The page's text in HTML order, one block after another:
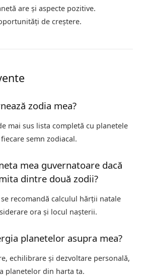
are și aspecte pozitive.
de creștere.
zodia mea?
mai sus lista completă cu planetele
semn zodiacal.
mea guvernatoare dacă
dintre două zodii?
recomandă calculul hărții natale
ora și locul nașterii.
planetelor asupra mea?
echilibrare și dezvoltare personală,
planetelor din harta ta.